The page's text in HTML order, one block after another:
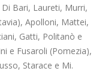
Bari, Laureti, Murri,
Apolloni, Mattei,
Gatti, Politanò e
e Fusaroli (Pomezia),
Starace e Mi.